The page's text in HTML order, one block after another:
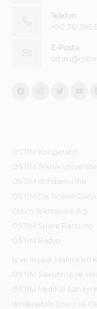
Telefon
+90 312 385
E-Posta
OSTİM Kooperatifi
OSTİM Teknik
OSTİM İstihdam Ofisi
OSTİM Dış Ticaret
Ostim Teknopark A.Ş.
OSTİM Spare Parts Inc.
OSTİM Radyo
İş ve İnşaat Makineleri
OSTİM Savunma ve
OSTİM Medikal Sanayi
Yenilenebilir Enerji ve